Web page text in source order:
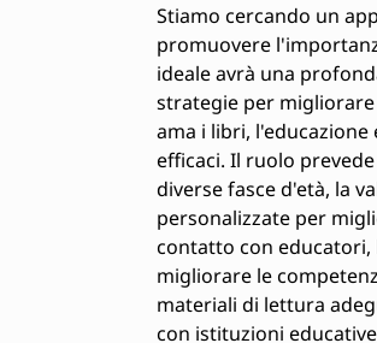
Stiamo cercando un
promuovere
ideale avrà una
strategie per
ama i libri,
efficaci. Il ruolo
diverse fasce d'età, la
personalizzate per
contatto con
migliorare le
materiali di lettura
con istituzioni